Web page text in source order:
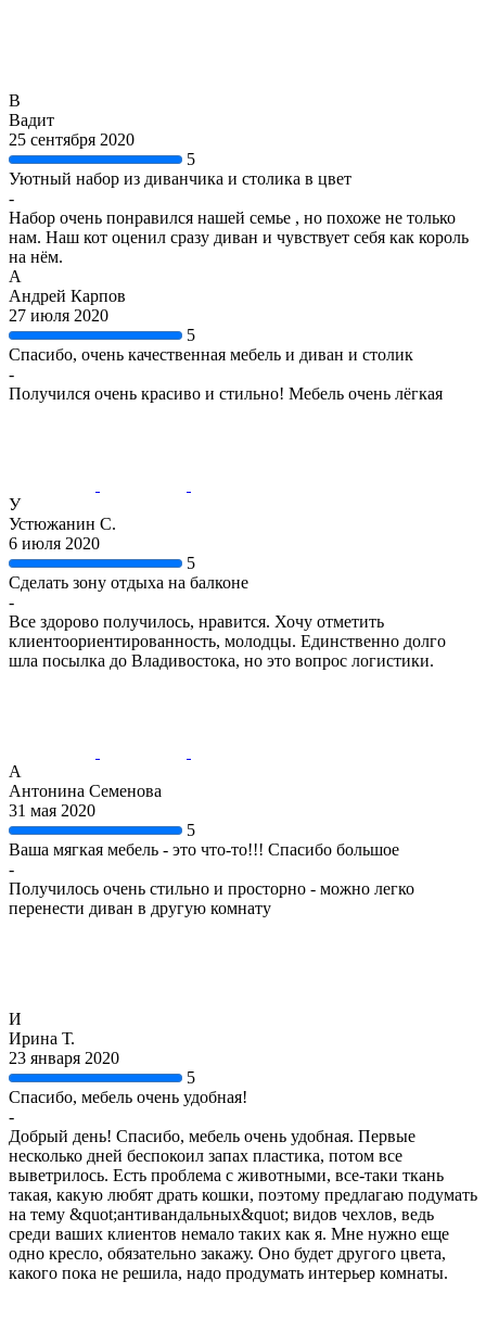
В
Вадит
25 сентября 2020
5
Уютный набор из диванчика и столика в цвет
-
Набор очень понравился нашей семье , но похоже не только
нам. Наш кот оценил сразу диван и чувствует себя как король
на нём.
А
Андрей Карпов
27 июля 2020
5
Спасибо, очень качественная мебель и диван и столик
-
Получился очень красиво и стильно! Мебель очень лёгкая
У
Устюжанин С.
6 июля 2020
5
Сделать зону отдыха на балконе
-
Все здорово получилось, нравится. Хочу отметить
клиентоориентированность, молодцы. Единственно долго
шла посылка до Владивостока, но это вопрос логистики.
А
Антонина Семенова
31 мая 2020
5
Ваша мягкая мебель - это что-то!!! Спасибо большое
-
Получилось очень стильно и просторно - можно легко
перенести диван в другую комнату
И
Ирина Т.
23 января 2020
5
Спасибо, мебель очень удобная!
-
Добрый день! Спасибо, мебель очень удобная. Первые
несколько дней беспокоил запах пластика, потом все
выветрилось. Есть проблема с животными, все-таки ткань
такая, какую любят драть кошки, поэтому предлагаю подумать
на тему &quot;антивандальных&quot; видов чехлов, ведь
среди ваших клиентов немало таких как я. Мне нужно еще
одно кресло, обязательно закажу. Оно будет другого цвета,
какого пока не решила, надо продумать интерьер комнаты.